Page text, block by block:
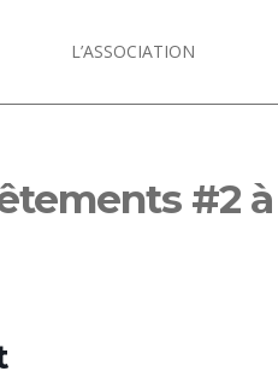
L’ASSOCIATION
#2